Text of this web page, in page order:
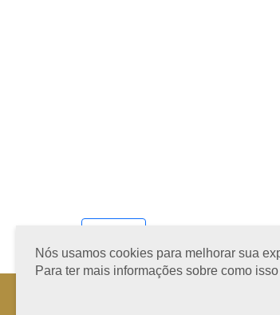
Nós usamos cookies para melhorar sua
Para ter mais informações sobre como